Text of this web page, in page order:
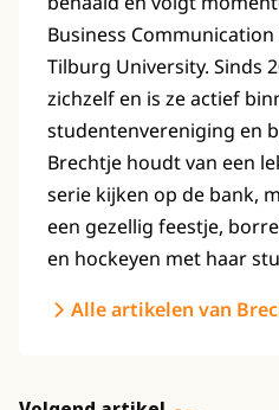
Business
Tilburg University. Sinds
zichzelf en is ze actief
studentenvereniging en
Brechtje houdt van een
serie kijken op de bank,
een gezellig feestje,
en hockeyen met haar
Alle artikelen van